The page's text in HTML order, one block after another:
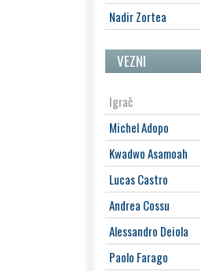
Nadir Zortea
VEZNI
Igrač
Michel Adopo
Kwadwo Asamoah
Lucas Castro
Andrea Cossu
Alessandro Deiola
Paolo Farago